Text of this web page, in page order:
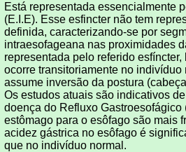
Está representada essencialmente
(E.I.E). Esse esfincter não tem
definida, caracterizando-se por
intraesofageana nas proximidades
representada pelo referido
ocorre transitoriamente no
assume inversão da postura
Os estudos atuais são indicativos
doença do Refluxo
estômago para o esôfago são mais
acidez gástrica no esôfago é
que no indivíduo normal.